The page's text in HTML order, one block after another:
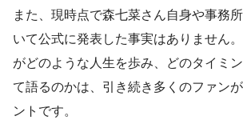
また、現時点で森七菜さん自身や事務
いて公式に発表した事実はありません
がどのような人生を歩み、どのタイミ
て語るのかは、引き続き多くのファン
ントです。